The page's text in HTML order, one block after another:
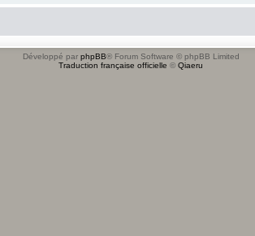
Développé par phpBB® Forum Software © phpBB Limited
Traduction française officielle © Qiaeru